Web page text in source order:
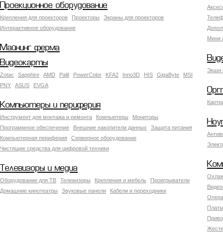
Мини
Проекционное оборудование
Крепления для проекторов Проекторы
Экраны для проекторов
Интерактивное оборудование
Майнинг ферма
Экшн
Видеокарты
Zotac Sapphire AMD Palit PowerColor KFA2 Inno3D HIS GigaByte
MSI
PNY
ASUS EVGA
Компьютеры и периферия
Инструмент для монтажа и ремонта Компьютеры
Мониторы
Программное обеспечение
Внешние накопители данных
Защита питания
Компьютерная периферия
Серверное оборудование
Чистящие средства для цифровой техники
Телевизоры и медиа
Оборудование для ТВ Телевизоры Крепления и мебель
Проигрыватели
Домашние кинотеатры
Звуковые панели Кабели и переходники